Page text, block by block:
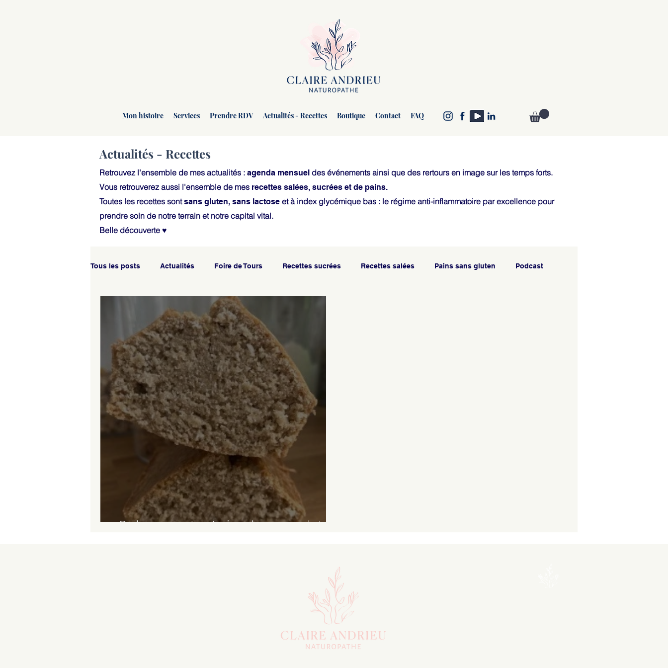
Mon histoire Services Prendre RDV Actualités - Recettes Boutique Contact FAQ
Actualités - Recettes
Retrouvez l'ensemble de mes actualités : agenda mensuel des événements ainsi que des rertours en image sur les temps forts.
Vous retrouverez aussi l'ensemble de mes recettes salées, sucrées et de pains.
Toutes les recettes sont sans gluten, sans lactose et à index glycémique bas : le régime anti-inflammatoire par excellence pour
prendre soin de notre terrain et notre capital vital.
Belle découverte ♥
Tous les posts Actualités Foire de Tours Recettes sucrées Recettes salées Pains sans gluten Podcast
Cake coco tout simple sans gluten